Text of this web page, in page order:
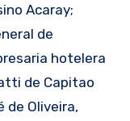
Acaray;
de
hotelera
de Capitao
de Oliveira,